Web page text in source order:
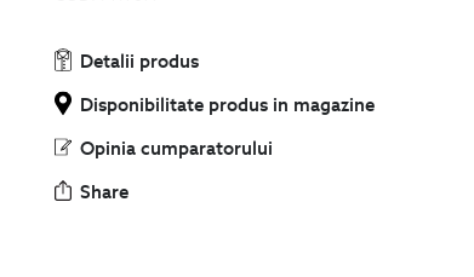
Detalii produs
Disponibilitate produs in magazine
Opinia cumparatorului
Share